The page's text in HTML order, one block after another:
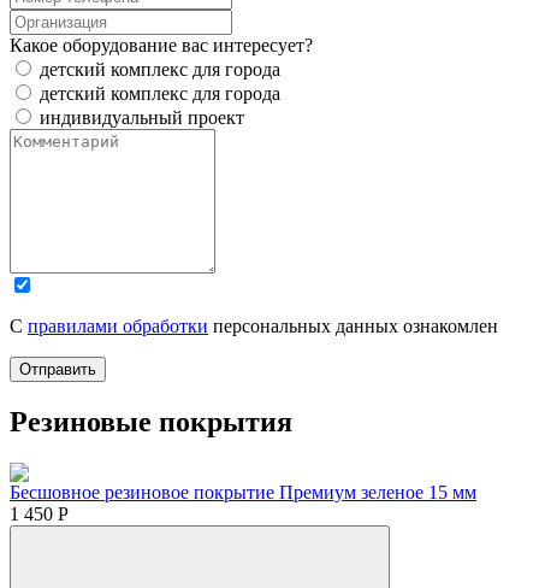
Какое оборудование вас интересует?
детский комплекс для города
детский комплекс для города
индивидуальный проект
С правилами обработки персональных данных ознакомлен
Отправить
Резиновые покрытия
Бесшовное резиновое покрытие Премиум зеленое 15 мм
1 450 Р